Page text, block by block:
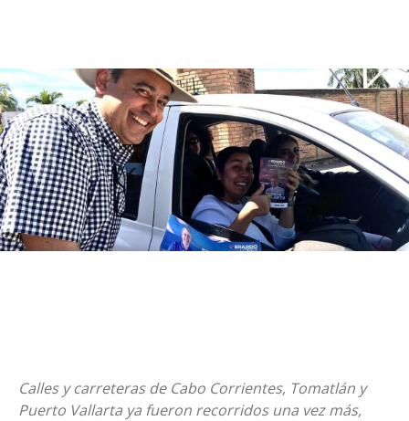
Calles y carreteras de Cabo Corrientes, Tomatlán y
Puerto Vallarta ya fueron recorridos una vez más,